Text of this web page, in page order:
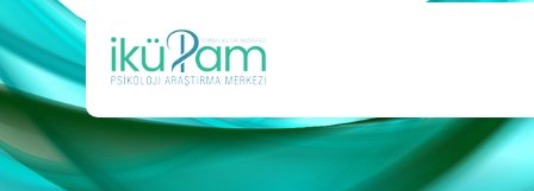
içeriğe
atla